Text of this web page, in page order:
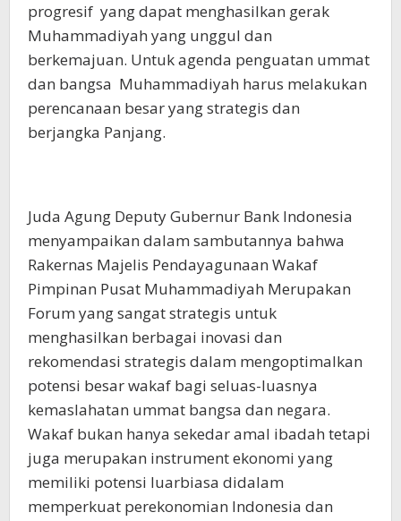
progresif yang dapat menghasilkan gerak
Muhammadiyah yang unggul dan
berkemajuan. Untuk agenda penguatan ummat
dan bangsa Muhammadiyah harus melakukan
perencanaan besar yang strategis dan
berjangka Panjang.
Juda Agung Deputy Gubernur Bank Indonesia
menyampaikan dalam sambutannya bahwa
Rakernas Majelis Pendayagunaan Wakaf
Pimpinan Pusat Muhammadiyah Merupakan
Forum yang sangat strategis untuk
menghasilkan berbagai inovasi dan
rekomendasi strategis dalam mengoptimalkan
potensi besar wakaf bagi seluas-luasnya
kemaslahatan ummat bangsa dan negara.
Wakaf bukan hanya sekedar amal ibadah tetapi
juga merupakan instrument ekonomi yang
memiliki potensi luarbiasa didalam
memperkuat perekonomian Indonesia dan